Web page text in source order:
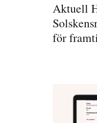
Aktuell
för